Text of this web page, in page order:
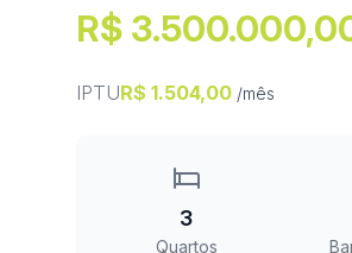
R$
IPTUR$ 1.504,00 /mês
3
Quartos